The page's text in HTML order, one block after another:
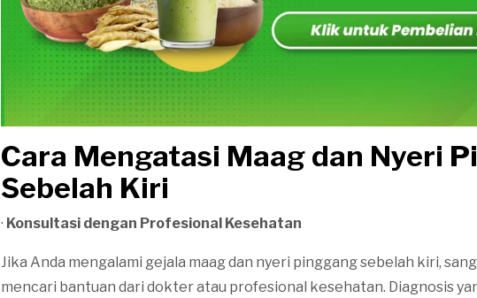
Cara Mengatasi Maag dan Nyeri
Sebelah Kiri
· Konsultasi dengan Profesional Kesehatan
Jika Anda mengalami gejala maag dan nyeri pinggang sebelah kiri,
mencari bantuan dari dokter atau profesional kesehatan. Diagnosis